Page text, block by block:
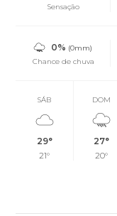
Sensação
0% (0mm)
Chance de chuva
SÁB
29°
21°
DOM
27°
20°